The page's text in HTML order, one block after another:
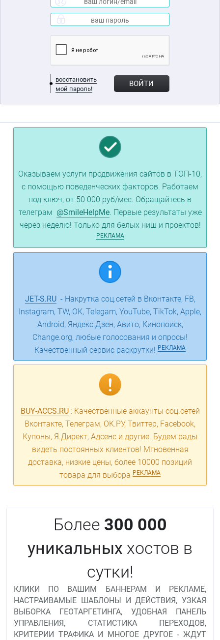
восстановить
мой пароль!
ВОЙТИ
Оказываем услуги продвижения сайтов в ТОП-10,
с помощью поведенческих факторов. Работаем
под ключ, от 50 000 руб/мес. Обращайтесь в
телеграм @SmileHelpMe. Первые результаты уже
через неделю! Только для белых ниш и проектов!
РЕКЛАМА
JET-S.RU- Накрутка соц.сетей в Вконтакте, FB,
Instagram, TW, ОК, Telegam, YouTube, TikTok, Apple,
Android, Яндекс.Дзен, Авито, Кинопоиск,
Change.org, любые голосования и опросы!
Качественный сервис раскрутки! РЕКЛАМА
BUY-ACCS.RU: Качественные аккаунты соц.сетей
Вконтакте, Телеграм, ОК.РУ, Твиттер, Facebook,
Купоны, Я.Директ, Адсенс и другие. Будем рады
видеть постоянных клиентов! Мгновенная
доставка, низкие цены, более 10000 позиций
товара для выбора РЕКЛАМА
Более 300 000
уникальных хостов в
сутки!
КЛИКИ ПО ВАШИМ БАННЕРАМ И РЕКЛАМЕ,
НАСТРАИВАМЫЕ ШАБЛОНЫ И ДЕЙСТВИЯ, УЗКАЯ
ВЫБОРКА ГЕОТАРГЕТИНГА, УДОБНАЯ ПАНЕЛЬ
УПРАВЛЕНИЯ, СТАТИСТИКА ПЕРЕХОДОВ,
КРИТЕРИИ ТРАФИКА И МНОГОЕ ДРУГОЕ - ЖДУТ